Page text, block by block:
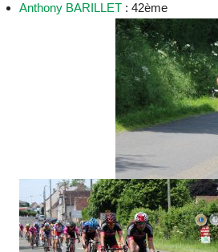
Anthony BARILLET : 42ème